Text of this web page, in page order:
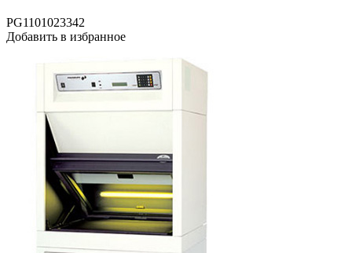
PG1101023342
Добавить в избранное